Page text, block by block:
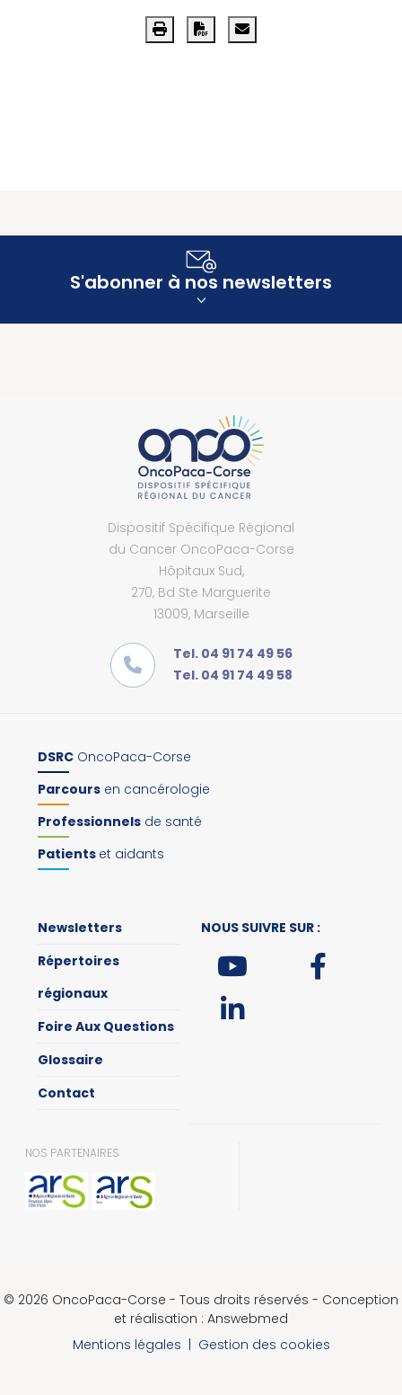
S'abonner à nos newsletters
Dispositif Spécifique Régional
du Cancer OncoPaca-Corse
Hôpitaux Sud,
270, Bd Ste Marguerite
13009, Marseille
Tel. 04 91 74 49 56
Tel. 04 91 74 49 58
DSRC OncoPaca-Corse
Parcours en cancérologie
Professionnels de santé
Patients et aidants
Newsletters
Répertoires
régionaux
Foire Aux Questions
Glossaire
Contact
NOUS SUIVRE SUR :
NOS PARTENAIRES
© 2026 OncoPaca-Corse - Tous droits réservés - Conception
et réalisation : Answebmed
Mentions légales
Gestion des cookies